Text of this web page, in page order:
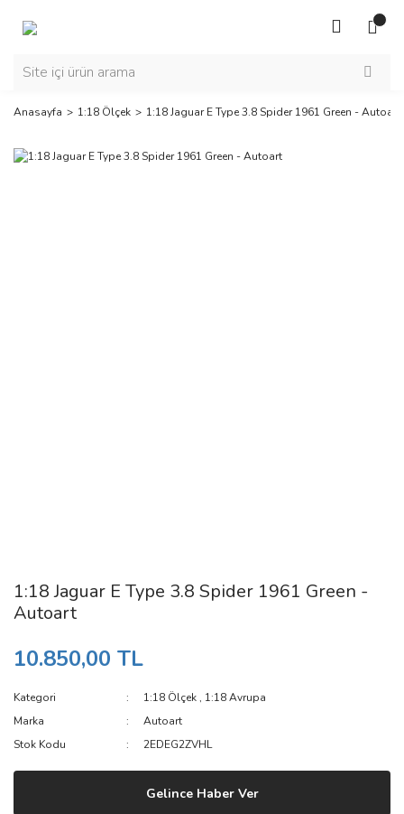
Anasayfa 1:18 Ölçek 1:18 Jaguar E Type 3.8 Spider 1961 Green - Autoart
1:18 Jaguar E Type 3.8 Spider 1961 Green -
Autoart
10.850,00 TL
Kategori 1:18 Ölçek , 1:18 Avrupa
Marka
Autoart
Stok Kodu
2EDEG2ZVHL
Gelince Haber Ver